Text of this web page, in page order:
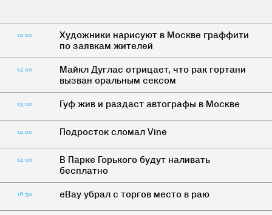
12:00
Художники нарисуют в Москве граффити
по заявкам жителей
14:00
Майкл Дуглас отрицает, что рак гортани
вызван оральным сексом
13:00 Гуф жив и раздаст автографы в Москве
12:00 Подросток сломал Vine
14:00
В Парке Горького будут наливать
бесплатно
16:30 eBay убрал с торгов место в раю